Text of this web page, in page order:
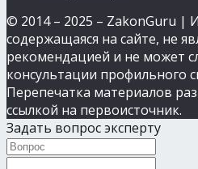
© 2014 – 2025 – ZakonGuru |
содержащаяся на сайте, не
рекомендацией и не может
консультации профильного
Перепечатка материалов
ссылкой на первоисточник.
Задать вопрос эксперту